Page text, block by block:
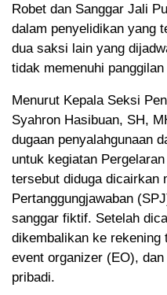
Robet dan Sanggar Jali
dalam penyelidikan yang
dua saksi lain yang
tidak memenuhi
Menurut Kepala Seksi
Syahron Hasibuan, SH,
dugaan penyalahgunaan
untuk kegiatan
tersebut diduga dicairkan
Pertanggungjawaban
sanggar fiktif. Setelah
dikembalikan ke
event organizer (EO),
pribadi.